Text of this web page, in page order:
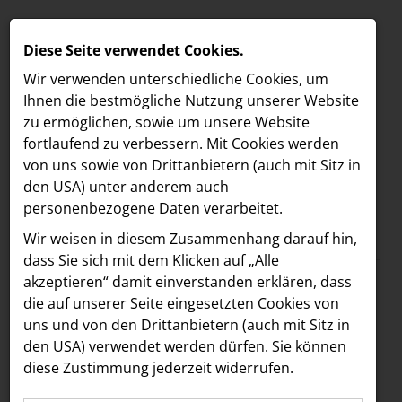
MELDUNGEN
LOEBELL NORDBERG
INNER
aehre
Astoria Artshow
B/S/H Hausgeräte
Meldungen / Freshfields
Text Bilder
05.03.2025
Freshfields berät
Adevinta beim
Diese Seite verwendet Cookies.
Wir verwenden unterschiedliche Cookies, um
Ihnen die best­mögliche Nutzung unserer Website
zu ermöglichen, sowie um unsere Website
fortlaufend zu verbessern. Mit Cookies werden
von uns sowie von Drittanbietern (auch mit Sitz in
den USA) unter anderem auch
personenbezogene Daten verarbeitet.
Wir weisen in diesem Zusammenhang darauf hin,
dass Sie sich mit dem Klicken auf „Alle
akzeptieren“ damit ein­ver­standen erklären, dass
die auf unserer Seite eingesetzten Cookies von
uns und von den Drittanbietern (auch mit Sitz in
den USA) verwendet werden dürfen. Sie können
diese Zustimmung jederzeit widerrufen.